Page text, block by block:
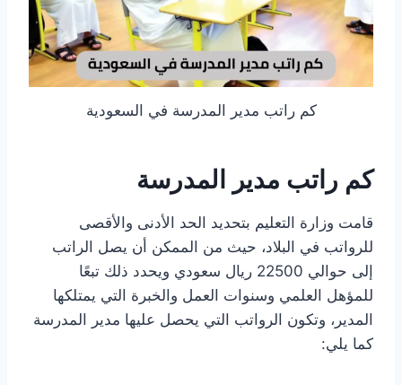
كم راتب مدير المدرسة في السعودية
كم راتب مدير المدرسة
قامت وزارة التعليم بتحديد الحد الأدنى والأقصى
للرواتب في البلاد، حيث من الممكن أن يصل الراتب
إلى حوالي 22500 ريال سعودي ويحدد ذلك تبعًا
للمؤهل العلمي وسنوات العمل والخبرة التي يمتلكها
المدير، وتكون الرواتب التي يحصل عليها مدير المدرسة
كما يلي: